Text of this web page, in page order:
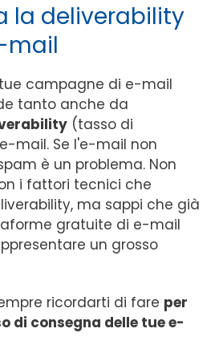
la deliverability
mail
campagne di e-mail
tanto anche da
(tasso di
mail. Se l'e-mail non
è un problema. Non
i fattori tecnici che
ma sappi che già
gratuite di e-mail
un grosso
ricordarti di fare per
di consegna delle tue e-